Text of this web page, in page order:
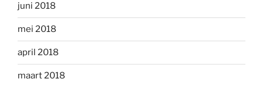
juni 2018
mei 2018
april 2018
maart 2018